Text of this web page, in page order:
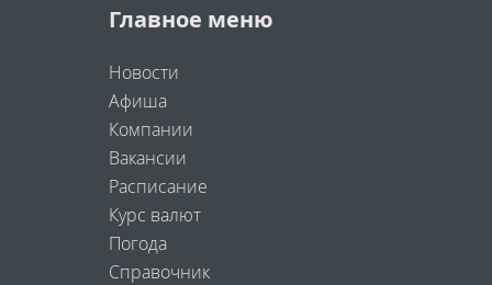
Главное меню
Новости
Афиша
Компании
Вакансии
Расписание
Курс валют
Погода
Справочник